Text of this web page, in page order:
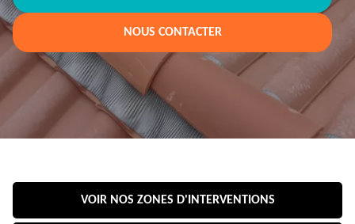
NOUS CONTACTER
VOIR NOS ZONES D'INTERVENTIONS